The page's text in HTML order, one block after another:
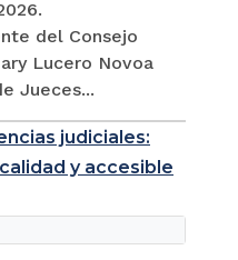
del Consejo
Lucero Novoa
Jueces...
judiciales:
y accesible